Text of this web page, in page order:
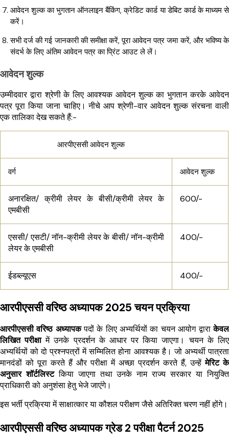
आवेदन शुल्क का भुगतान ऑनलाइन बैंकिंग, क्रेडिट कार्ड या डेबिट कार्ड के माध्यम से
करें।
सभी दर्ज की गई जानकारी की समीक्षा करें, पूरा आवेदन पत्र जमा करें, और भविष्य के
संदर्भ के लिए अंतिम आवेदन पत्र का प्रिंट आउट ले लें।
आवेदन शुल्क
उम्मीदवार द्वारा श्रेणी के लिए आवश्यक आवेदन शुल्क का भुगतान करके आवेदन
पत्र पूरा किया जाना चाहिए। नीचे आप श्रेणी-वार आवेदन शुल्क संरचना वाली
एक तालिका देख सकते हैं:-
आरपीएससी आवेदन शुल्क
वर्ग आवेदन शुल्क
अनारक्षित/ क्रीमी लेयर के बीसी/क्रीमी लेयर के
एमबीसी
600/-
एससी/ एसटी/ नॉन-क्रीमी लेयर के बीसी/ नॉन-क्रीमी
लेयर के एमबीसी
400/-
ईडब्ल्यूएस 400/-
आरपीएससी वरिष्ठ अध्यापक 2025 चयन प्रक्रिया
आरपीएससी वरिष्ठ अध्यापकपदों के लिए अभ्यर्थियों का चयन आयोग द्वाराकेवल
लिखित परीक्षामें उनके प्रदर्शन के आधार पर किया जाएगा। चयन के लिए
अभ्यर्थियों को दो प्रश्नपत्रों में सम्मिलित होना आवश्यक है। जो अभ्यर्थी पात्रता
मानदंडों को पूरा करते हैं और परीक्षा में अच्छा प्रदर्शन करते हैं, उन्हेंमेरिट के
अनुसार शॉर्टलिस्टकिया जाएगा तथा उनके नाम राज्य सरकार या नियुक्ति
प्राधिकारी को अनुशंसा हेतु भेजे जाएंगे।
इस भर्ती प्रक्रिया में साक्षात्कार या कौशल परीक्षण जैसे अतिरिक्त चरण नहीं होंगे।
आरपीएससी वरिष्ठ अध्यापक ग्रेड 2 परीक्षा पैटर्न 2025